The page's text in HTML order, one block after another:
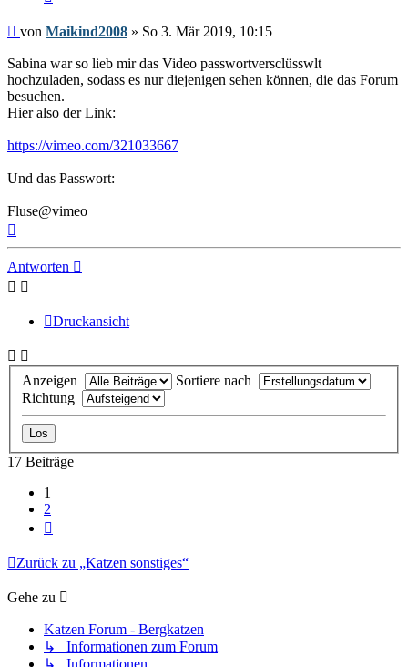
Beitrag
von Maikind2008 » So 3. Mär 2019, 10:15
Sabina war so lieb mir das Video passwortversclüsswlt
hochzuladen, sodass es nur diejenigen sehen können, die das Forum
besuchen.
Hier also der Link:
https://vimeo.com/321033667
Und das Passwort:
Fluse@vimeo
Antworten
Druckansicht
Anzeigen
Sortiere nach
Richtung
17 Beiträge
1
2
Zurück zu „Katzen sonstiges“
Gehe zu
Katzen Forum - Bergkatzen
↳ Informationen zum Forum
↳ Informationen